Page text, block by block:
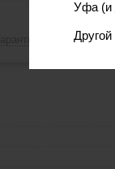
Уфа (и
Другой
Гарантия, сервис